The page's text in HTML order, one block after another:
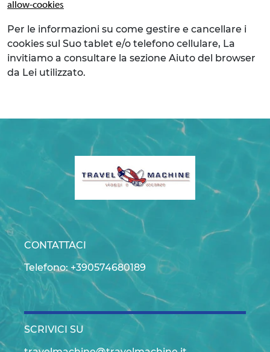
allow-cookies
Per le informazioni su come gestire e cancellare i
cookies sul Suo tablet e/o telefono cellulare, La
invitiamo a consultare la sezione Aiuto del browser
da Lei utilizzato.
CONTATTACI
Telefono: +390574680189
SCRIVICI SU